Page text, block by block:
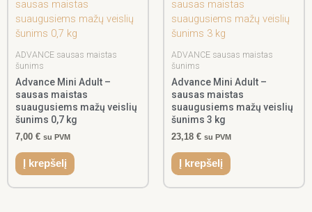
ADVANCE sausas maistas
šunims
Advance Mini Adult –
sausas maistas
suaugusiems mažų veislių
šunims 0,7 kg
7,00 € su PVM
Į krepšelį
ADVANCE sausas maistas
šunims
Advance Mini Adult –
sausas maistas
suaugusiems mažų veislių
šunims 3 kg
23,18 € su PVM
Į krepšelį